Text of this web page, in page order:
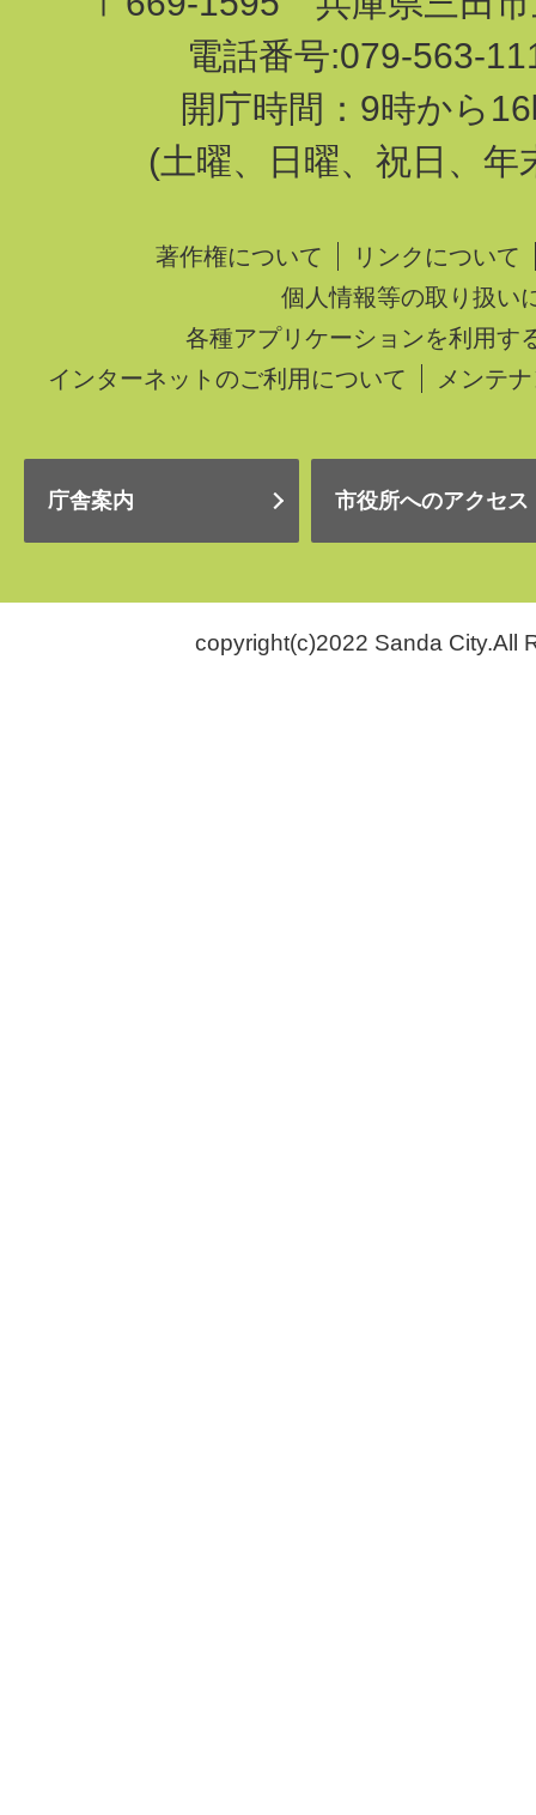
電話番号:079-563-
開庁時間：9時から
(土曜、日曜、祝日、年
著作権について
リンクについて
個人情報等の取り扱い
各種アプリケーションを利用す
インターネットのご利用について
メンテ
庁舎案内 市役所へのアクセス
copyright(c)2022 Sanda City.All